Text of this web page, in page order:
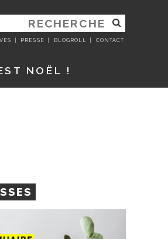
PRESSE BLOGROLL CONTACT
NOËL !